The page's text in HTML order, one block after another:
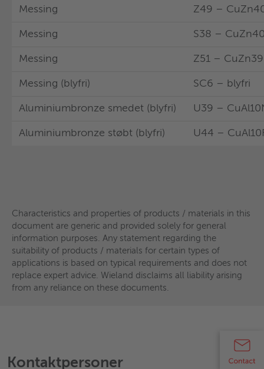
document are generic and provided solely for general
information purposes. Any statement regarding the
suitability of products / materials for certain types of
applications is based on typical requirements and does not
replace expert advice. Wieland disclaims all liability arising
from any reliance on these documents.
Messing Z49 –
Messing S38 –
Messing Z51 –
Messing (blyfri) SC6 – blyfri
Aluminiumbronze smedet (blyfri) U39 –
Aluminiumbronze støbt (blyfri) U44 –
Characteristics and properties of products / materials in this
document are generic and provided solely for general
information purposes. Any statement regarding the
suitability of products / materials for certain types of
applications is based on typical requirements and does not
replace expert advice. Wieland disclaims all liability arising
from any reliance on these documents.
Kontaktpersoner